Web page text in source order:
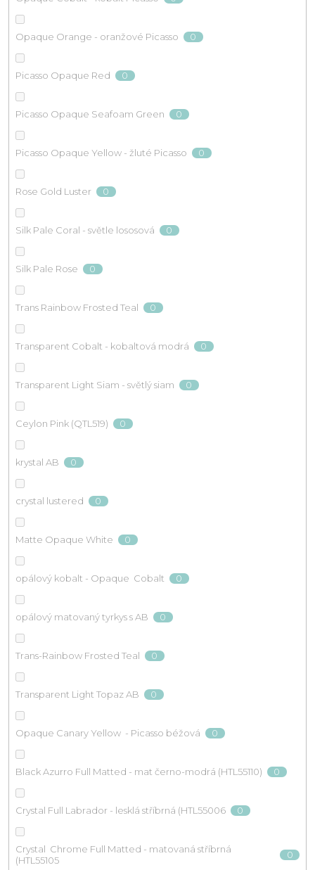
Opaque Orange - oranžové Picasso 0
Picasso Opaque Red 0
Picasso Opaque Seafoam Green 0
Picasso Opaque Yellow - žluté Picasso 0
Rose Gold Luster 0
Silk Pale Coral - světle lososová 0
Silk Pale Rose 0
Trans Rainbow Frosted Teal 0
Transparent Cobalt - kobaltová modrá 0
Transparent Light Siam - světlý siam 0
Ceylon Pink (QTL519) 0
krystal AB 0
crystal lustered 0
Matte Opaque White 0
opálový kobalt - Opaque Cobalt 0
opálový matovaný tyrkys s AB 0
Trans-Rainbow Frosted Teal 0
Transparent Light Topaz AB 0
Opaque Canary Yellow - Picasso béžová 0
Black Azurro Full Matted - mat černo-modrá (HTL55110) 0
Crystal Full Labrador - lesklá stříbrná (HTL55006 0
Crystal Chrome Full Matted - matovaná stříbrná
(HTL55105
0